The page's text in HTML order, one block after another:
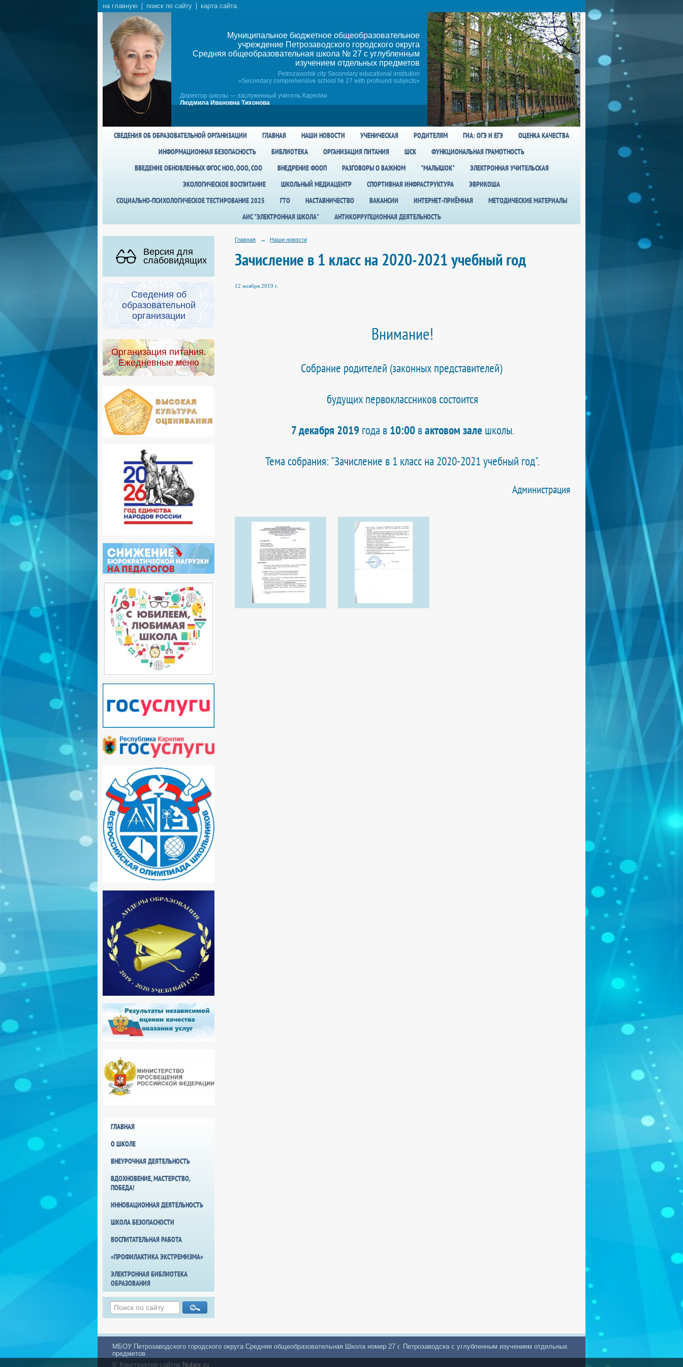
на главную поиск по сайту карта сайта
Муниципальное бюджетное общеобразовательное
учреждение Петрозаводского городского округа
Средняя общеобразовательная школа № 27 c углубленным
изучением отдельных предметов
Petrozavodsk city Secondary educational institution
«Secondary comprehensive school № 27 with profound subjects»
Директор школы — заслуженный учитель Карелии
Людмила Ивановна Тихонова
СВЕДЕНИЯ ОБ ОБРАЗОВАТЕЛЬНОЙ ОРГАНИЗАЦИИ ГЛАВНАЯ НАШИ НОВОСТИ УЧЕНИЧЕСКАЯ РОДИТЕЛЯМ ГИА: ОГЭ И ЕГЭ
ОЦЕНКА КАЧЕСТВА
ИНФОРМАЦИОННАЯ БЕЗОПАСНОСТЬ
БИБЛИОТЕКА ОРГАНИЗАЦИЯ ПИТАНИЯ ШСК
ФУНКЦИОНАЛЬНАЯ ГРАМОТНОСТЬ
ВВЕДЕНИЕ ОБНОВЛЕННЫХ ФГОС НОО, ООО, СОО
ВНЕДРЕНИЕ ФООП РАЗГОВОРЫ О ВАЖНОМ "МАЛЫШОК"
ЭЛЕКТРОННАЯ УЧИТЕЛЬСКАЯ
ЭКОЛОГИЧЕСКОЕ ВОСПИТАНИЕ
ШКОЛЬНЫЙ МЕДИАЦЕНТР СПОРТИВНАЯ ИНФРАСТРУКТУРА
ЭВРИКОША
СОЦИАЛЬНО-ПСИХОЛОГИЧЕСКОЕ ТЕСТИРОВАНИЕ 2025
ГТО НАСТАВНИЧЕСТВО ВАКАНСИИ ИНТЕРНЕТ-ПРИЁМНАЯ
МЕТОДИЧЕСКИЕ МАТЕРИАЛЫ
АИС "ЭЛЕКТРОННАЯ ШКОЛА"
АНТИКОРРУПЦИОННАЯ ДЕЯТЕЛЬНОСТЬ
Версия для
слабовидящих
Сведения об
образовательной
организации
Организация питания.
Ежедневные меню
ГЛАВНАЯ
О ШКОЛЕ
ВНЕУРОЧНАЯ ДЕЯТЕЛЬНОСТЬ
ВДОХНОВЕНИЕ, МАСТЕРСТВО,
ПОБЕДА!
ИННОВАЦИОННАЯ ДЕЯТЕЛЬНОСТЬ
ШКОЛА БЕЗОПАСНОСТИ
ВОСПИТАТЕЛЬНАЯ РАБОТА
«ПРОФИЛАКТИКА ЭКСТРЕМИЗМА»
ЭЛЕКТРОННАЯ БИБЛИОТЕКА
ОБРАЗОВАНИЯ
Главная → Наши новости
Зачисление в 1 класс на 2020-2021 учебный год
12 ноября 2019 г.
Внимание!
Собрание родителей (законных представителей)
будущих первоклассников состоится
7 декабря 2019 года в 10:00вактовом зале школы.
Тема собрания: "Зачисление в 1 класс на 2020-2021 учебный год".
Администрация
МБОУ Петрозаводского городского округа Средняя общеобразовательная Школа номер 27 г. Петрозаводска с углубленным изучением отдельных
предметов
© Конструктор сайтов Nubex.ru